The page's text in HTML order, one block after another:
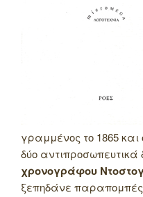
γραμμένος το 1865 και
δύο αντιπροσωπευτικά
χρονογράφου
ξεπηδάνε παραπομπές